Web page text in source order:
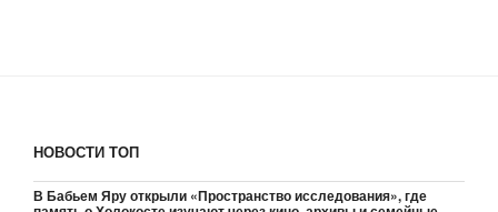
НОВОСТИ ТОП
В Бабьем Яру открыли «Пространство исследования», где